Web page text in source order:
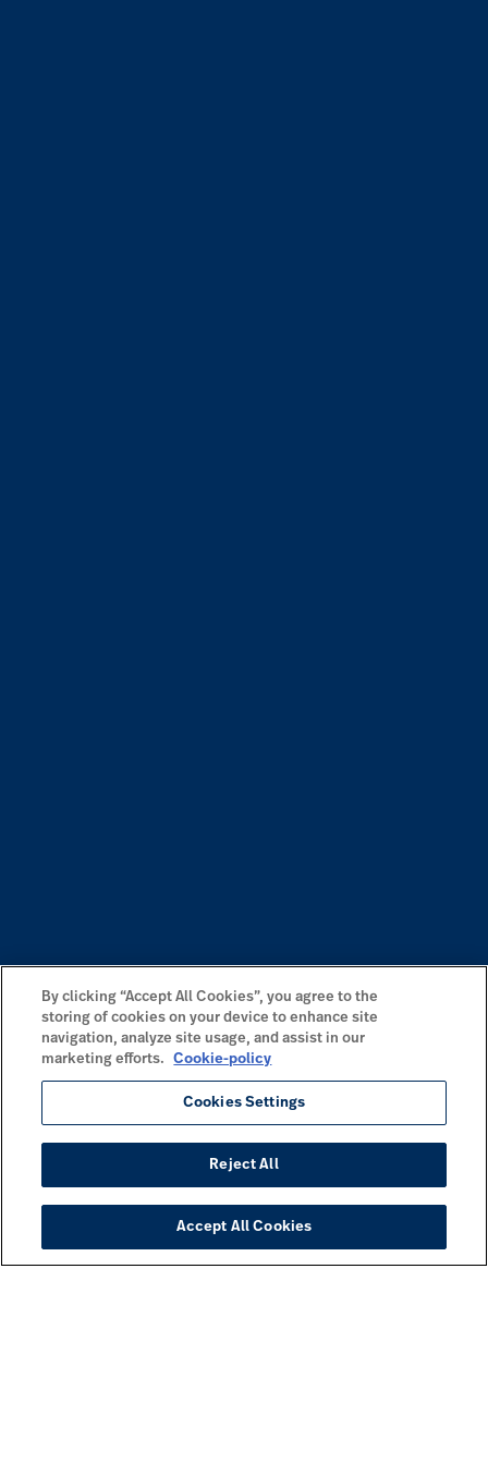
By clicking “Accept All Cookies”, you agree to the
storing of cookies on your device to enhance site
navigation, analyze site usage, and assist in our
marketing efforts.
Cookie-policy
Cookies Settings
Reject All
Accept All Cookies